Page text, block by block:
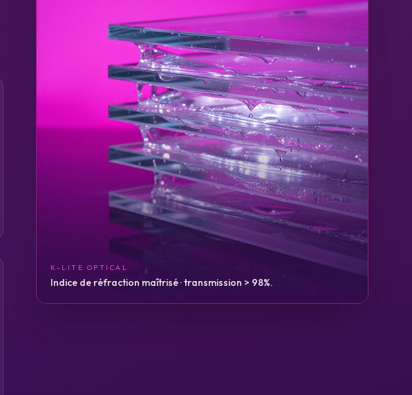
K-LITE OPTICAL
Indice de réfraction maîtrisé · transmission > 98%.